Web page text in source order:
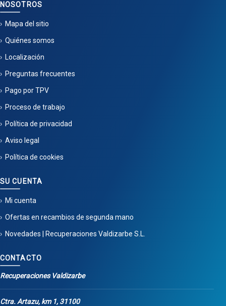
NOSOTROS
Mapa del sitio
Quiénes somos
Localización
Preguntas frecuentes
Pago por TPV
Proceso de trabajo
Política de privacidad
Aviso legal
Política de cookies
SU CUENTA
Mi cuenta
Ofertas en recambios de segunda mano
Novedades | Recuperaciones Valdizarbe S.L.
CONTACTO
Recuperaciones Valdizarbe
Ctra. Artazu, km 1, 31100